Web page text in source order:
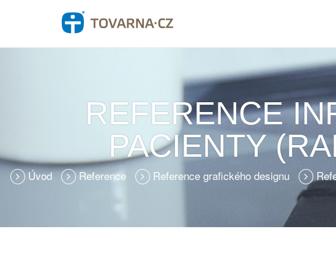
REFERENCE
PACIENTY
Úvod Reference Reference grafického designu